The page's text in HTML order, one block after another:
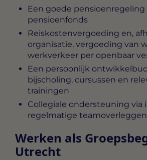
Een goede
pensioenfonds
Reiskostenvergoeding en,
organisatie, vergoeding van
werkverkeer per openbaar
Een persoonlijk
bijscholing, cursussen en
trainingen
Collegiale ondersteuning via
regelmatige teamoverleggen
Werken als
Utrecht